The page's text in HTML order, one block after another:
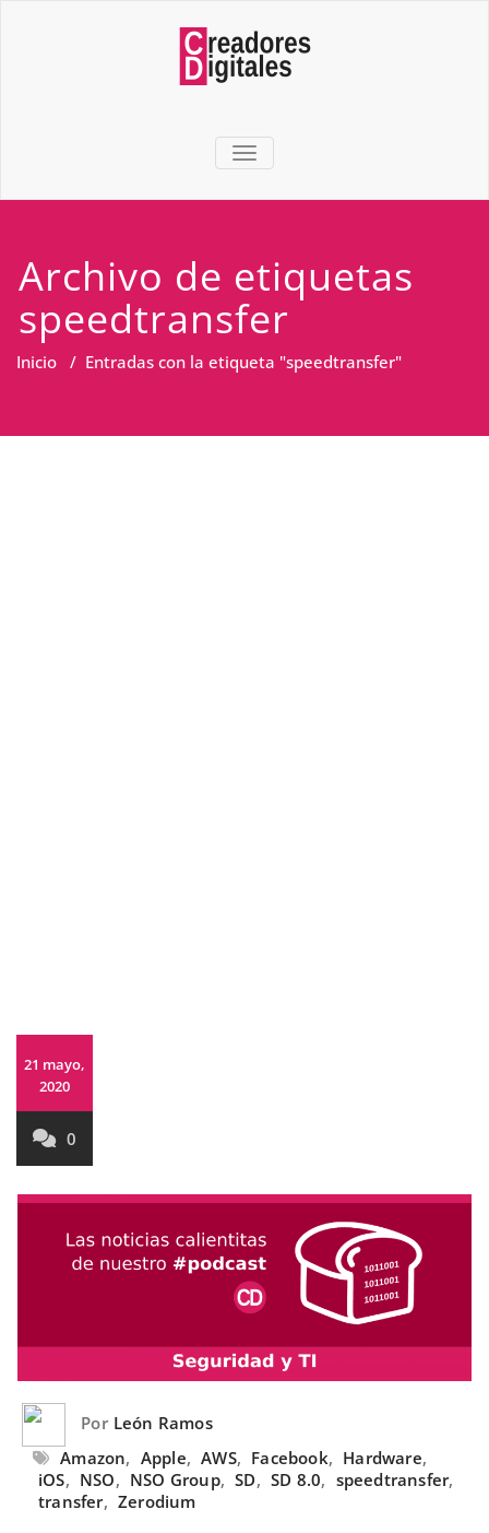
TOGGLE NAVIGATION
Archivo de etiquetas
speedtransfer
Inicio / Entradas con la etiqueta "speedtransfer"
21 mayo,
2020
0
Por León Ramos
Amazon, Apple, AWS, Facebook, Hardware,
iOS, NSO, NSO Group, SD, SD 8.0, speedtransfer,
transfer, Zerodium